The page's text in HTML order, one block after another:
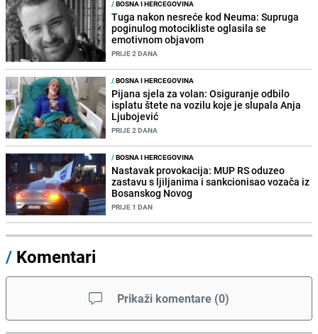
/BOSNA I HERCEGOVINA
Tuga nakon nesreće kod Neuma: Supruga
poginulog motocikliste oglasila se
emotivnom objavom
PRIJE 2 DANA
/BOSNA I HERCEGOVINA
Pijana sjela za volan: Osiguranje odbilo
isplatu štete na vozilu koje je slupala Anja
Ljubojević
PRIJE 2 DANA
/BOSNA I HERCEGOVINA
Nastavak provokacija: MUP RS oduzeo
zastavu s ljiljanima i sankcionisao vozača iz
Bosanskog Novog
PRIJE 1 DAN
/ Komentari
Prikaži komentare (0)